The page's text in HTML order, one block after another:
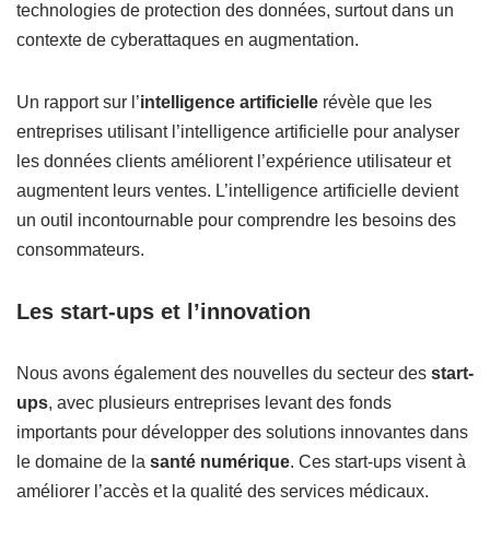
technologies de protection des données, surtout dans un
contexte de cyberattaques en augmentation.
Un rapport sur l’intelligence artificielle révèle que les
entreprises utilisant l’intelligence artificielle pour analyser
les données clients améliorent l’expérience utilisateur et
augmentent leurs ventes. L’intelligence artificielle devient
un outil incontournable pour comprendre les besoins des
consommateurs.
Les start-ups et l’innovation
Nous avons également des nouvelles du secteur des start-
ups, avec plusieurs entreprises levant des fonds
importants pour développer des solutions innovantes dans
le domaine de la santé numérique. Ces start-ups visent à
améliorer l’accès et la qualité des services médicaux.